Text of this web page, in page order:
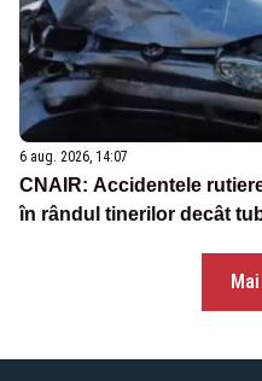
6 aug. 2026, 14:07
CNAIR: Accidentele
în rândul tinerilor decât